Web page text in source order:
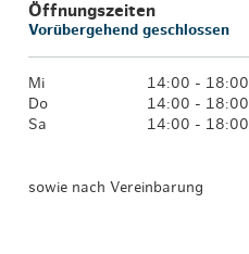
Öffnungszeiten
Vorübergehend geschlossen
Mi
14:00 - 18:00
Do
14:00 - 18:00
Sa
14:00 - 18:00
sowie nach Vereinbarung